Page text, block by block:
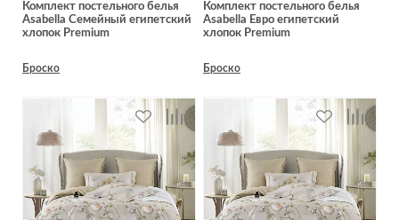
Комплект постельного белья
Asabella Семейный египетский
хлопок Premium
Броско
Комплект постельного белья
Asabella Евро египетский
хлопок Premium
Броско